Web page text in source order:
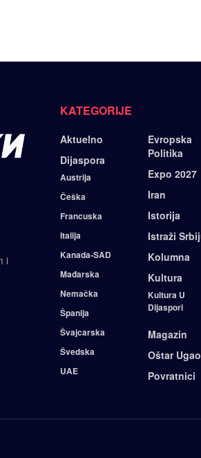
i
KATEGORIJE
Aktuelno
Dijaspora
Austrija
Češka
Francuska
Italija
Kanada-SAD
Mađarska
Nemačka
Španija
Švajcarska
Švedska
UAE
Evropska
Politika
Expo 2027
Iran
Istorija
Istraži
Kolumna
Kultura
Kultura U
Dijaspori
Magazin
Oštar Ugao
Povratnici